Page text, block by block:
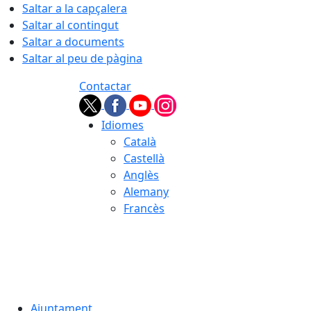
Saltar a la capçalera
Saltar al contingut
Saltar a documents
Saltar al peu de pàgina
Contactar
Idiomes
Català
Castellà
Anglès
Alemany
Francès